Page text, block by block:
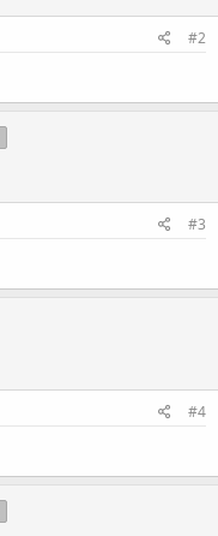
#2
#3
#4